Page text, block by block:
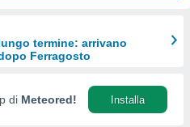
termine: arrivano
Ferragosto
di Meteored! Installa